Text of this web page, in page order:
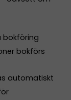
bokföring
bokförs
automatiskt